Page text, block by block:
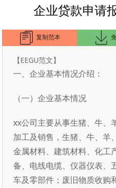
企业贷款申请
复制范本
【EEGU范文】
一、企业基本情况介绍：
（一）企业基本情况
xx公司主要从事生猪、牛、
加工及销售，生猪、牛、羊
金属材料、建筑材料、化工
备、电线电缆、仪器仪表、
车及零部件；废旧物质收购